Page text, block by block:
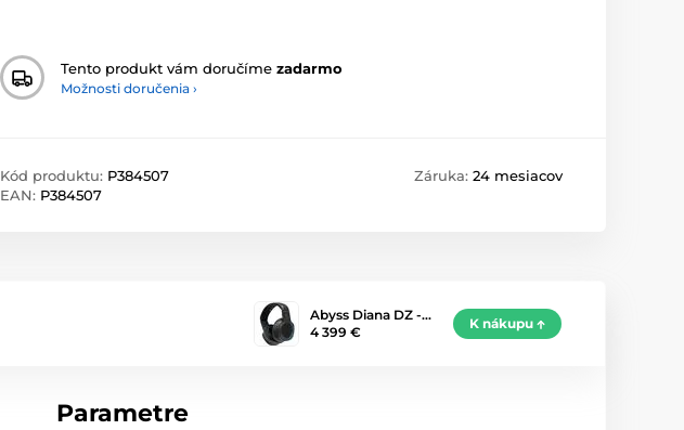
Tento produkt vám doručíme zadarmo
Možnosti doručenia ›
Kód produktu: P384507
EAN: P384507
Záruka: 24 mesiacov
Abyss Diana DZ -…
4 399 €
K nákupu
Parametre